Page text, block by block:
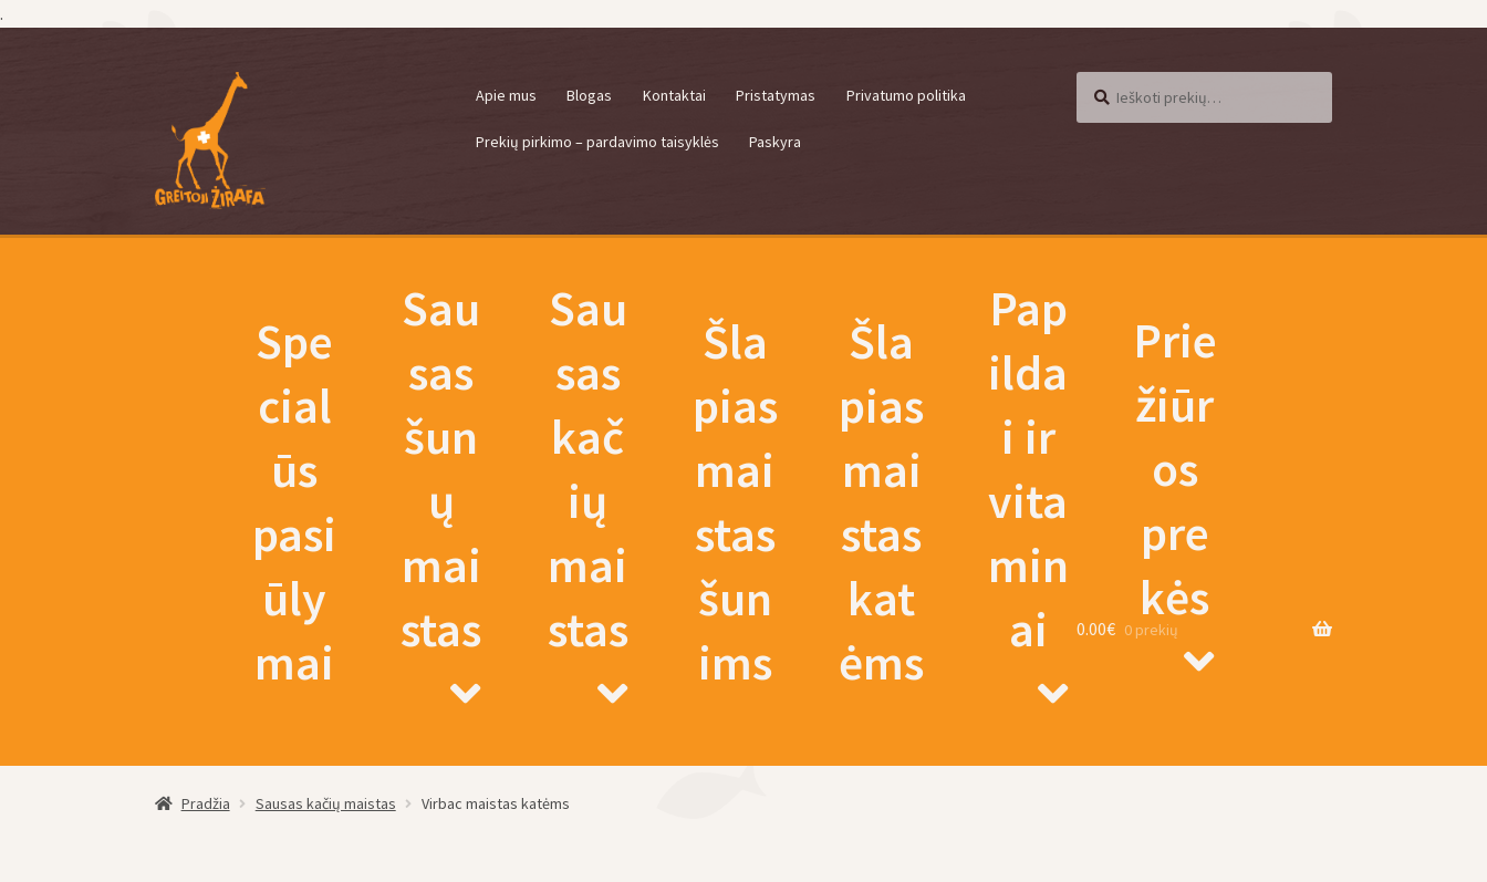
.
meniu
turinio
Apie mus Blogas Kontaktai Pristatymas Privatumo politika
Prekių pirkimo – pardavimo taisyklės Paskyra
Ieškoti
Spe
cial
ūs
pasi
ūly
mai
Sau
sas
šun
ų
mai
stas
Sau
sas
kač
ių
mai
stas
Šla
pias
mai
stas
šun
ims
Šla
pias
mai
stas
kat
ėms
Pap
ilda
i ir
vita
min
ai
Prie
žiūr
os
pre
kės
0.00€ 0 prekių
Pradžia Sausas kačių maistas Virbac maistas katėms